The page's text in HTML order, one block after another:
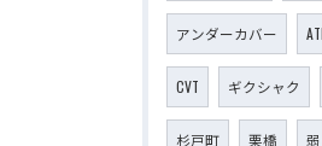
アンダーカバー
CVT ギクシャク
杉戸町 栗橋